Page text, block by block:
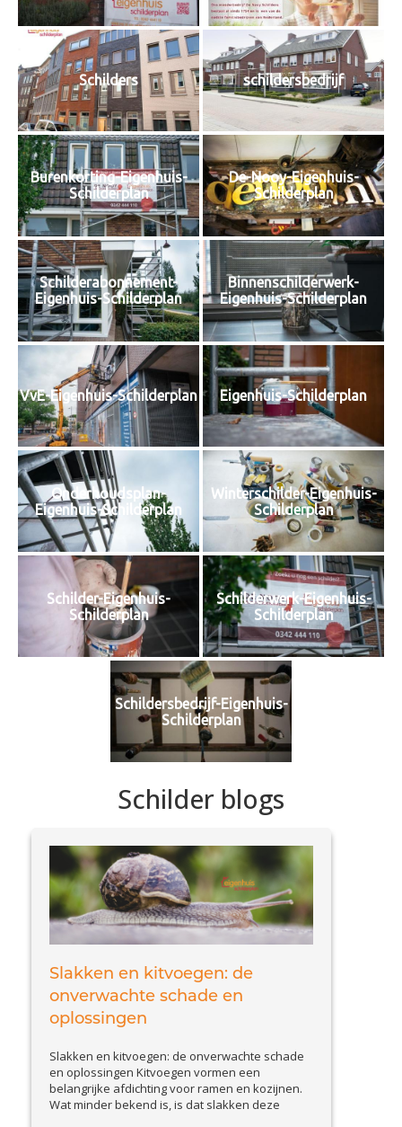
Schilders schildersbedrijf
Burenkorting-Eigenhuis-
Schilderplan
De-Nooy-Eigenhuis-
Schilderplan
Schilderabonnement-
Eigenhuis-Schilderplan
Binnenschilderwerk-
Eigenhuis-Schilderplan
VvE-Eigenhuis-Schilderplan Eigenhuis-Schilderplan
Onderhoudsplan-
Eigenhuis-Schilderplan
Winterschilder-Eigenhuis-
Schilderplan
Schilder-Eigenhuis-
Schilderplan
Schilderwerk-Eigenhuis-
Schilderplan
Schildersbedrijf-Eigenhuis-
Schilderplan
Schilder blogs
Slakken en kitvoegen: de
onverwachte schade en
oplossingen
Slakken en kitvoegen: de onverwachte schade
en oplossingen Kitvoegen vormen een
belangrijke afdichting voor ramen en kozijnen.
Wat minder bekend is, is dat slakken deze